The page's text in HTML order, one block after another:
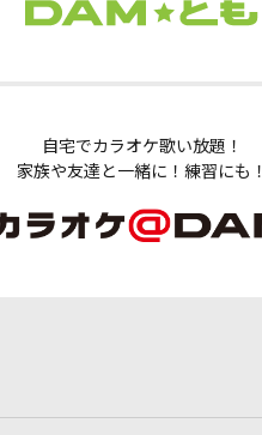
自宅でカラオケ歌い放題！
家族や友達と一緒に！練習にも！